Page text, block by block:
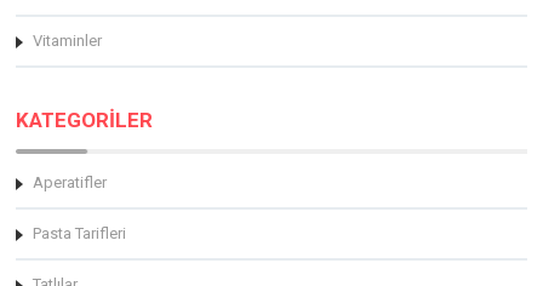
Vitaminler
KATEGORİLER
Aperatifler
Pasta Tarifleri